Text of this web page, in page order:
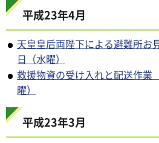
平成23年4月
天皇皇后両陛下による避難所
日（水曜）
救援物資の受け入れと配送作
曜）
平成23年3月